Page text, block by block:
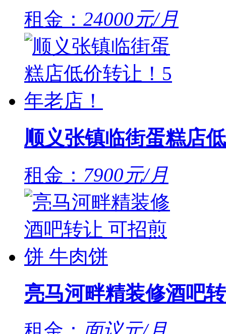
租金： 24000元/月
顺义张镇临街蛋糕店
租金： 7900元/月
亮马河畔精装修酒吧